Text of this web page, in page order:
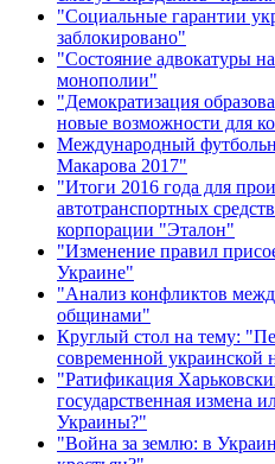
"Социальные гарантии
заблокировано"
"Состояние адвокатуры
монополии"
"Демократизация
новые возможности для
Международный
Макарова 2017"
"Итоги 2016 года для
автотранспортных
корпорации "Эталон"
"Изменение правил
Украине"
"Анализ конфликтов
общинами"
Круглый стол на тему:
современной украинской
"Ратификация
государственная измена
Украины?"
"Война за землю: в